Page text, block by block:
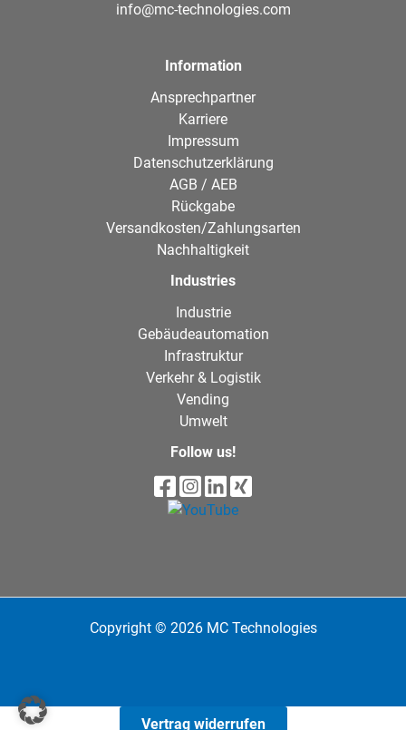
info@mc-technologies.com
Information
Ansprechpartner
Karriere
Impressum
Datenschutzerklärung
AGB / AEB
Rückgabe
Versandkosten/Zahlungsarten
Nachhaltigkeit
Industries
Industrie
Gebäudeautomation
Infrastruktur
Verkehr & Logistik
Vending
Umwelt
Follow us!
Copyright © 2026 MC Technologies
Vertrag widerrufen